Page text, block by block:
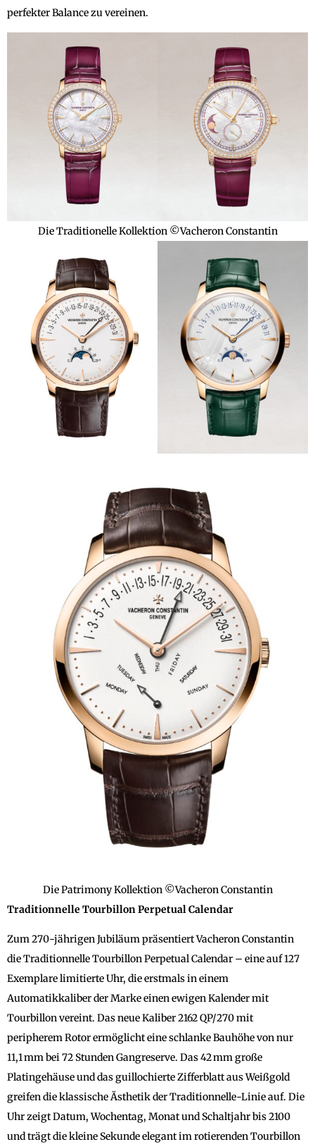
perfekter Balance zu vereinen.
Die Traditionelle Kollektion ©Vacheron Constantin
Die Patrimony Kollektion ©Vacheron Constantin
Traditionnelle Tourbillon Perpetual Calendar
Zum 270-jährigen Jubiläum präsentiert Vacheron Constantin
die Traditionnelle Tourbillon Perpetual Calendar – eine auf 127
Exemplare limitierte Uhr, die erstmals in einem
Automatikkaliber der Marke einen ewigen Kalender mit
Tourbillon vereint. Das neue Kaliber 2162 QP/270 mit
peripherem Rotor ermöglicht eine schlanke Bauhöhe von nur
11,1 mm bei 72 Stunden Gangreserve. Das 42 mm große
Platingehäuse und das guillochierte Zifferblatt aus Weißgold
greifen die klassische Ästhetik der Traditionnelle-Linie auf. Die
Uhr zeigt Datum, Wochentag, Monat und Schaltjahr bis 2100
und trägt die kleine Sekunde elegant im rotierenden Tourbillon